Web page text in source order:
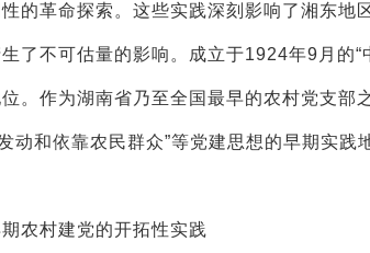
的革命探索。这些实践深刻影响了湘东
了不可估量的影响。成立于1924年9月的
。作为湖南省乃至全国最早的农村党支部
动和依靠农民群众”等党建思想的早期实践
村建党的开拓性实践